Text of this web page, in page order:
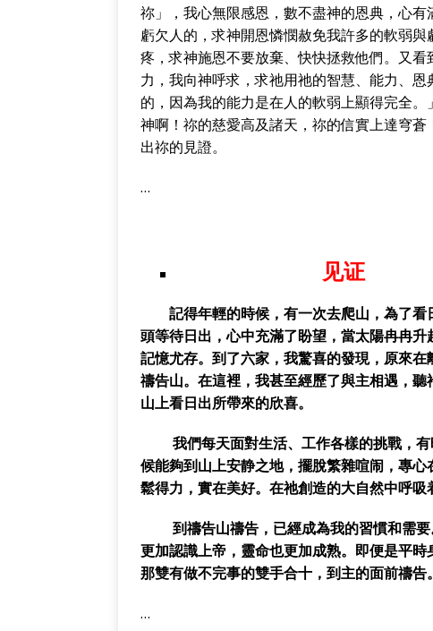
祢」，我心無限感恩，數不盡神的恩典，心有
虧欠人的，求神開恩憐憫赦免我許多的軟弱
疼，求神施恩不要放棄、快快拯救他們。又
力，我向神呼求，求祂用祂的智慧、能力、
的，因為我的能力是在人的軟弱上顯得完全
神啊！祢的慈愛高及諸天，祢的信實上達穹
出祢的見證。
…
见
記得年輕的時候，有一次去爬山，為了看
頭等待日出，心中充滿了盼望，當太陽冉冉
記憶尤存。到了六家，我驚喜的發現，原來
禱告山。在這裡，我甚至經歷了與主相遇，
山上看日出所帶來的欣喜。
我們每天面對生活、工作各樣的挑戰，有
候能夠到山上安静之地，擺脫繁雜喧闹，專
鬆得力，實在美好。在祂創造的大自然中呼吸
到禱告山禱告，已經成為我的習慣和需要
更加認識上帝，靈命也更加成熟。即便是平
那雙有做不完事的雙手合十，到主的面前禱告
…